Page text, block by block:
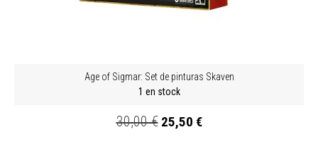
Age of Sigmar: Set de pinturas Skaven
1 en stock
30,00 € 25,50 €